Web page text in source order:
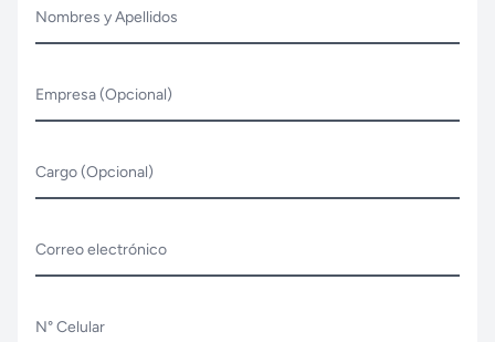
Nombres y Apellidos
Empresa (Opcional)
Cargo (Opcional)
Correo electrónico
N° Celular